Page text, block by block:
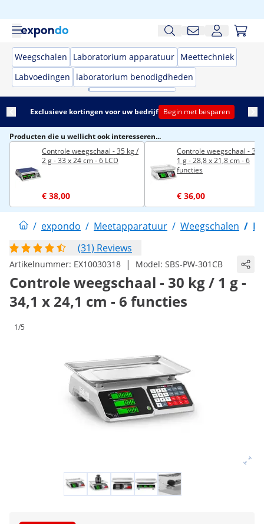
Weegschalen Laboratorium apparatuur Meettechniek
Labvoedingen
laboratorium benodigdheden
Exclusieve kortingen voor uw bedrijf Begin met besparen
Producten die u wellicht ook interesseren...
Controle weegschaal - 35 kg /
2 g - 33 x 24 cm - 6 LCD
€ 38,00
Controle weegschaal - 30
1 g - 28,8 x 21,8 cm - 6
functies
€ 36,00
/ expondo / Meetapparatuur / Weegschalen /
(31) Reviews
Artikelnummer: EX10030318 | Model: SBS-PW-301CB
Controle weegschaal - 30 kg / 1 g -
34,1 x 24,1 cm - 6 functies
1/5